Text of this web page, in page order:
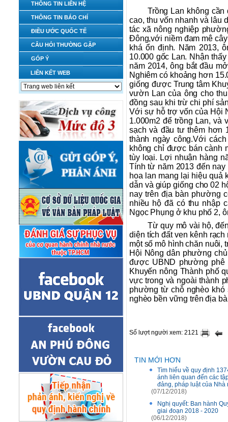
THÔNG TIN LIÊN HỆ
THÔNG TIN BÁO CHÍ
ĐIỀU ƯỚC QUỐC TẾ
CÂU HỎI THƯỜNG GẶP
GÓP Ý
LIÊN KẾT WEB
Trồng Lan không
cao, thu vốn nhanh và lâu
tác xã nông nghiệp
Đông,với niềm đam mê
khá ổn định. Năm 2013,
10.000 gốc Lan. Nhận
năm 2014, ông bắt đầu
Nghiêm có khoảng hơn
giống được Trung tâm
vườn Lan của ông cho
đồng sau khi trừ chi phí
Với sự hỗ trợ vốn của Hội
1.000m2 để trồng Lan, và
sạch và đầu tư thêm hơn
thành ngày công.Với
không chỉ được bán cành
tùy loại. Lợi nhuận hàng
Tính từ năm 2013 đến
hoa lan mang lại hiệu quả
dẫn và giúp giống cho 02
nay trên địa bàn phường
nhiều hộ đã có thu nhập
Ngọc Phụng ở khu phố 2,
Từ quy mô vài hộ,
diện tích đất ven kênh
một số mô hình chăn nuôi,
Hội Nông dân phường
được UBND phường phê
Khuyến nông Thành phố
vực trong và ngoài thành
phường từ chỗ nghèo khó
nghèo bền vững trên địa
Số lượt người xem: 2121
TIN MỚI HƠN
Tìm hiểu về quy định
ánh liên quan đến các
đảng, pháp luật của Nhà
(07/12/2018)
Nghị quyết: Ban hành
giai đoạn 2018 - 2020
(06/12/2018)